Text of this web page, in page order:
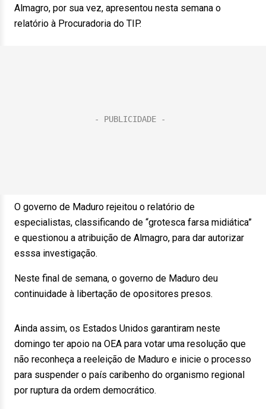
Almagro, por sua vez, apresentou nesta semana o
relatório à Procuradoria do TIP.
O governo de Maduro rejeitou o relatório de
especialistas, classificando de “grotesca farsa midiática”
e questionou a atribuição de Almagro, para dar autorizar
esssa investigação.
Neste final de semana, o governo de Maduro deu
continuidade à libertação de opositores presos.
Ainda assim, os Estados Unidos garantiram neste
domingo ter apoio na OEA para votar uma resolução que
não reconheça a reeleição de Maduro e inicie o processo
para suspender o país caribenho do organismo regional
por ruptura da ordem democrático.